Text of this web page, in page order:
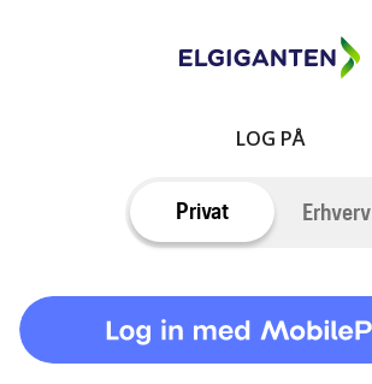
LOG PÅ
Privat Erhverv